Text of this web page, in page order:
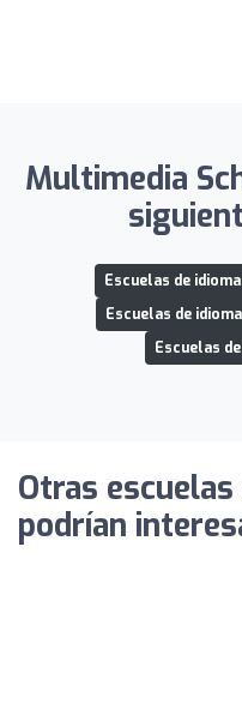
Multimedia
Escuelas de
Escuelas de
Escuelas
Otras
podrían